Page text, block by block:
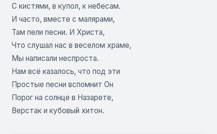
С кистями, в купол, к небесам.
И часто, вместе с малярами,
Там пели песни. И Христа,
Что слушал нас в веселом храме,
Мы написали неспроста.
Нам всё казалось, что под эти
Простые песни вспомнит Он
Порог на солнце в Назарете,
Верстак и кубовый хитон.